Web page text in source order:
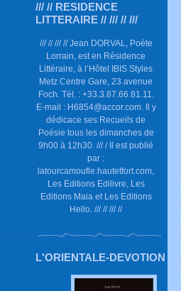
/// // RESIDENCE
LITTERAIRE // /// // ///
/// // /// // Jean DORVAL, Poète
Lorrain, est en Résidence
Littéraire, à l’Hôtel IBIS Styles
Metz Centre Gare, 23 avenue
Foch. Tél. : +33.3.87.66.81.11.
E-mail : H6854@accor.com. Il y
dédicace ses Recueils de
Poésie tous les dimanches de
9h00 à 12h30. /// / Il est publié
par :
latourcamoufle.hautetfort.com,
Les Editions Edilivre, Les
Editions Maia et Les Editions
Hello. /// // /// //
L'ORIENTALE-DEVOTION